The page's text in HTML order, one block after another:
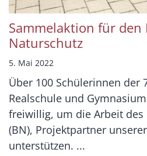
Sammelaktion für den
Naturschutz
5. Mai 2022
Über 100 Schülerinnen der
Realschule und
freiwillig, um die Arbeit des
(BN), Projektpartner
unterstützen. ...